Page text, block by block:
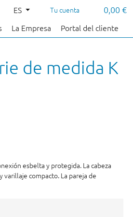
ES Tu cuenta 0,00 €
La Empresa Portal del cliente
de medida K
esbelta y protegida. La cabeza
varillaje compacto. La pareja de